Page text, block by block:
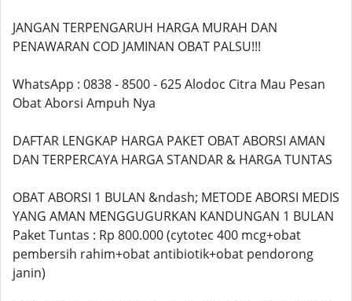
JANGAN TERPENGARUH HARGA MURAH DAN
PENAWARAN COD JAMINAN OBAT PALSU!!!
WhatsApp : 0838 - 8500 - 625 Alodoc Citra Mau Pesan
Obat Aborsi Ampuh Nya
DAFTAR LENGKAP HARGA PAKET OBAT ABORSI AMAN
DAN TERPERCAYA HARGA STANDAR & HARGA TUNTAS
OBAT ABORSI 1 BULAN &ndash; METODE ABORSI MEDIS
YANG AMAN MENGGUGURKAN KANDUNGAN 1 BULAN
Paket Tuntas : Rp 800.000 (cytotec 400 mcg+obat
pembersih rahim+obat antibiotik+obat pendorong
janin)